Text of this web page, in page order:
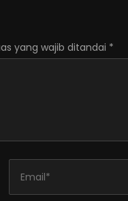
yang wajib ditandai *